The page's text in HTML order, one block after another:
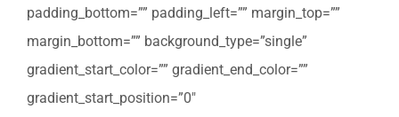
padding_bottom=”” padding_left=”” margin_top=””
margin_bottom=”” background_type=”single”
gradient_start_color=”” gradient_end_color=””
gradient_start_position=”0″